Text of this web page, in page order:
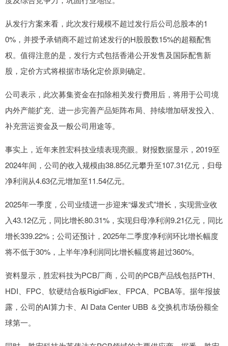
从发行方案来看，此次发行规模不超过发行后公司总股本的1
0%，并授予承销商不超过前述发行的H股股数15%的超额配售
权。值得注意的是，发行方式包括香港公开发售及国际配售新
股，定价方式将根据市场化定价原则确定。
公司表示，此次募集资金在扣除相关发行费用后，将用于公司境
内外产能扩充、进一步完善产品矩阵布局、持续增加研发投入、
补充营运资金及一般公司用途等。
事实上，近年来胜宏科技业绩表现亮眼。财报数据显示，2019至
2024年间，公司的收入规模由38.85亿元攀升至107.31亿元，归母
净利润从4.63亿元增加至11.54亿元。
2025年一季度，公司业绩进一步迎来“爆发式”增长，实现营业收
入43.12亿元，同比增长80.31%，实现归母净利润9.21亿元，同比
增长339.22%；公司还预计，2025年二季度净利润环比增长幅度
将不低于30%，上半年净利润同比增长幅度将超过360%。
资料显示，胜宏科技为PCB厂商，公司的PCB产品线包括PTH、
HDI、FPC、软硬结合板RigidFlex、FPCA、PCBA等。据年报披
露，公司的AI算力卡、AI Data Center UBB ＆交换机市场份额全
球第一。